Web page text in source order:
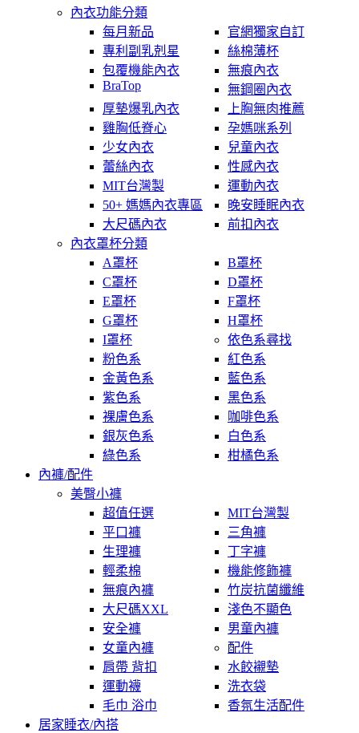
內衣功能分類
每月新品
官網獨家自訂
專利副乳剋星
絲棉薄杯
包覆機能內衣
無痕內衣
BraTop
無鋼圈內衣
厚墊爆乳內衣
上胸無肉推薦
雞胸低脊心
孕媽咪系列
少女內衣
兒童內衣
蕾絲內衣
性感內衣
MIT台灣製
運動內衣
50+ 媽媽內衣專區
晚安睡眠內衣
大尺碼內衣
前扣內衣
內衣罩杯分類
A罩杯
B罩杯
C罩杯
D罩杯
E罩杯
F罩杯
G罩杯
H罩杯
I罩杯
依色系尋找
粉色系
紅色系
金黃色系
藍色系
紫色系
黑色系
裸膚色系
咖啡色系
銀灰色系
白色系
綠色系
柑橘色系
內褲/配件
美臀小褲
超值任選
MIT台灣製
平口褲
三角褲
生理褲
丁字褲
輕柔棉
機能修飾褲
無痕內褲
竹炭抗菌纖維
大尺碼XXL
淺色不顯色
安全褲
男童內褲
女童內褲
配件
肩帶 背扣
水餃襯墊
運動襪
洗衣袋
毛巾 浴巾
香氛生活配件
居家睡衣/內搭